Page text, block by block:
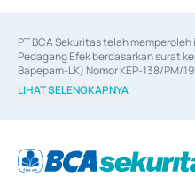
PT BCA Sekuritas telah
Pedagang Efek berdasarkan surat
Bapepam-LK) Nomor KEP-138/PM/
06/D.04/2014 tanggal 28 Februari
Efek berdasarkan surat keputusan
berdasarkan surat keputusan
67/PM.21/2017 tanggal 3 Februari
LIHAT SELENGKAPNYA